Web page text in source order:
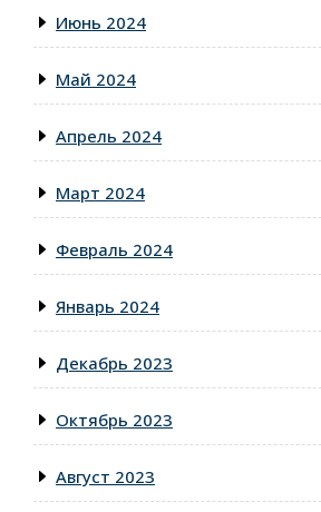
Июнь 2024
Май 2024
Апрель 2024
Март 2024
Февраль 2024
Январь 2024
Декабрь 2023
Октябрь 2023
Август 2023